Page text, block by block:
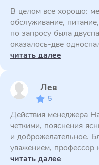
В целом все хорошо:
обслуживание,
по запросу была
оказалось-две
читать далее
Лев
5
Действия менеджера
четкими, пояснения
и доброжелательное.
уважением, профессор
читать далее